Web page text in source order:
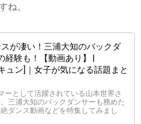
ね。
が凄い！三浦大知のバックダ
経験も！【動画あり】 |
ュン]｜女子が気になる話題まと
ーとして活躍されている山本世界さ
三浦大知のバックダンサーも務めた
ダンス動画などを特集してみまし